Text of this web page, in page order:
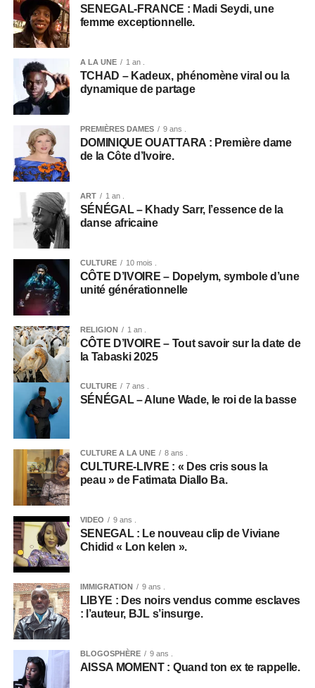
SENEGAL-FRANCE : Madi Seydi, une
femme exceptionnelle.
A LA UNE 1 an .
TCHAD – Kadeux, phénomène viral ou la
dynamique de partage
PREMIÈRES DAMES 9 ans .
DOMINIQUE OUATTARA : Première dame
de la Côte d’Ivoire.
ART 1 an .
SÉNÉGAL – Khady Sarr, l’essence de la
danse africaine
CULTURE 10 mois .
CÔTE D’IVOIRE – Dopelym, symbole d’une
unité générationnelle
RELIGION 1 an .
CÔTE D’IVOIRE – Tout savoir sur la date de
la Tabaski 2025
CULTURE 7 ans .
SÉNÉGAL – Alune Wade, le roi de la basse
CULTURE A LA UNE 8 ans .
CULTURE-LIVRE : « Des cris sous la
peau » de Fatimata Diallo Ba.
VIDEO 9 ans .
SENEGAL : Le nouveau clip de Viviane
Chidid « Lon kelen ».
IMMIGRATION 9 ans .
LIBYE : Des noirs vendus comme esclaves
: l’auteur, BJL s’insurge.
BLOGOSPHÈRE 9 ans .
AISSA MOMENT : Quand ton ex te rappelle.